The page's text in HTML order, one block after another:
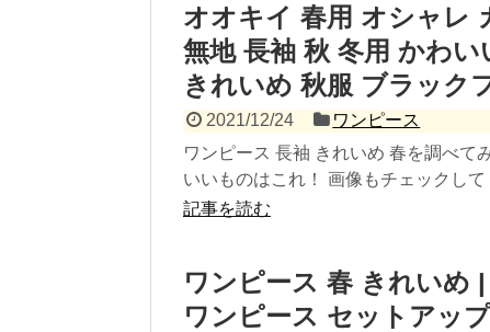
オオキイ 春用 オシャレ
無地 長袖 秋 冬用 かわ
きれいめ 秋服 ブラック
2021/12/24
ワンピース
ワンピース 長袖 きれいめ 春を調べて
いいものはこれ！ 画像もチェックして
記事を読む
ワンピース 春 きれいめ
ワンピース セットアッ